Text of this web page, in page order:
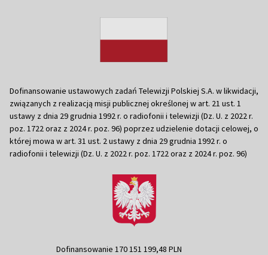
Dofinansowanie ustawowych zadań Telewizji Polskiej S.A. w likwidacji,
związanych z realizacją misji publicznej określonej w art. 21 ust. 1
ustawy z dnia 29 grudnia 1992 r. o radiofonii i telewizji (Dz. U. z 2022 r.
poz. 1722 oraz z 2024 r. poz. 96) poprzez udzielenie dotacji celowej, o
której mowa w art. 31 ust. 2 ustawy z dnia 29 grudnia 1992 r. o
radiofonii i telewizji (Dz. U. z 2022 r. poz. 1722 oraz z 2024 r. poz. 96)
Dofinansowanie 170 151 199,48 PLN